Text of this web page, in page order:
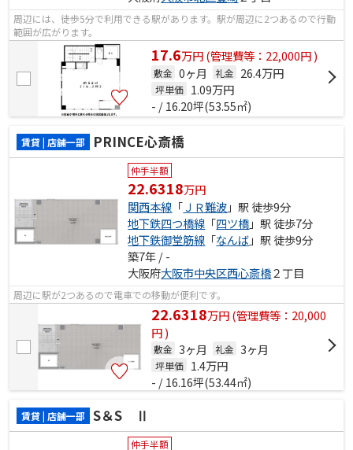
周辺には、徒歩5分で利用できる駅があります。駅が周辺に2つあるので行動
範囲が広がります。
17.6万円(管理費等：22,000円 )
敷金 0ヶ月 礼金 26.4万円
坪単価 1.09万円
- / 16.20坪(53.55㎡)
賃貸 | 店舗一部 PRINCE心斎橋
仲手半額
22.6318万円
関西本線 「ＪＲ難波」駅 徒歩9分
地下鉄四つ橋線 「四ツ橋」駅 徒歩7分
地下鉄御堂筋線 「なんば」駅 徒歩9分
築7年 / -
大阪府大阪市中央区西心斎橋２丁目
周辺に駅が2つあるので電車での移動が便利です。
22.6318万円(管理費等：20,000
円 )
敷金 3ヶ月 礼金 3ヶ月
坪単価 1.4万円
- / 16.16坪(53.44㎡)
賃貸 | 店舗一部 S＆S Ⅱ
仲手半額